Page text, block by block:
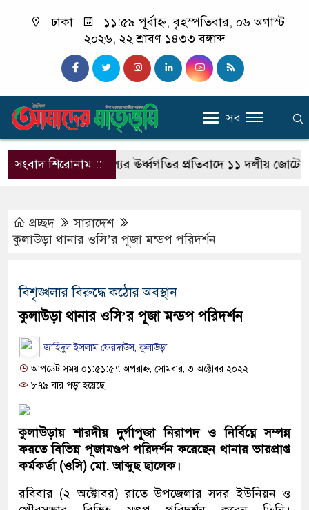
ঢাকা
১১:৫৯ পূর্বাহ্ন, বৃহস্পতিবার, ০৬ অগাস্ট
২০২৬, ২২ শ্রাবণ ১৪৩৩ বঙ্গাব্দ
সব
সংবাদ শিরোনাম ::
সংকট ও দ্রব্যমূল্যের ঊর্ধ্বগতির প্রতিবাদে ১১ দলীয় জোটের
প্রচ্ছদ
সারাদেশ
কুলাউড়া থানার ওসি’র পূজা মন্ডপ পরিদর্শন
বিশৃঙ্খলার বিরুদ্ধে কঠোর অবস্থান
কুলাউড়া থানার ওসি’র পূজা মন্ডপ পরিদর্শন
জাহিদুল ইসলাম ফেরদাউস, কুলাউড়া
আপডেট সময় ০১:৫১:৫৭ অপরাহ্ন, সোমবার, ৩ অক্টোবর ২০২২
৮৭৯ বার পড়া হয়েছে
কুলাউড়ায় শারদীয় দুর্গাপূজা নিরাপদ ও নির্বিঘ্নে সম্পন্ন
করতে বিভিন্ন পূজামণ্ডপ পরিদর্শন করেছেন থানার ভারপ্রাপ্ত
কর্মকর্তা (ওসি) মো. আব্দুছ ছালেক।
রবিবার (২ অক্টোবর) রাতে উপজেলার সদর ইউনিয়ন ও